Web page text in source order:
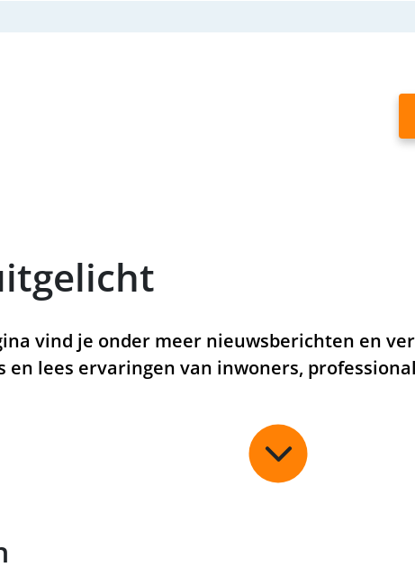
vind je onder meer nieuwsberichten en
en lees ervaringen van inwoners,
Scroll
naar